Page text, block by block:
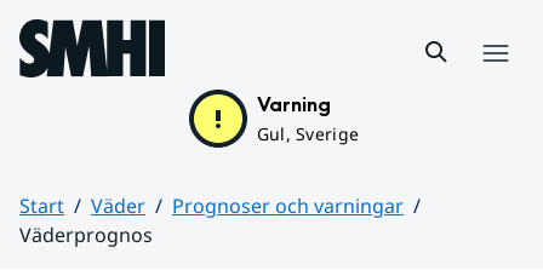
Hoppa till sidans innehåll
Varning
Gul, Sverige
Start Väder
Prognoser och varningar
Väderprognos